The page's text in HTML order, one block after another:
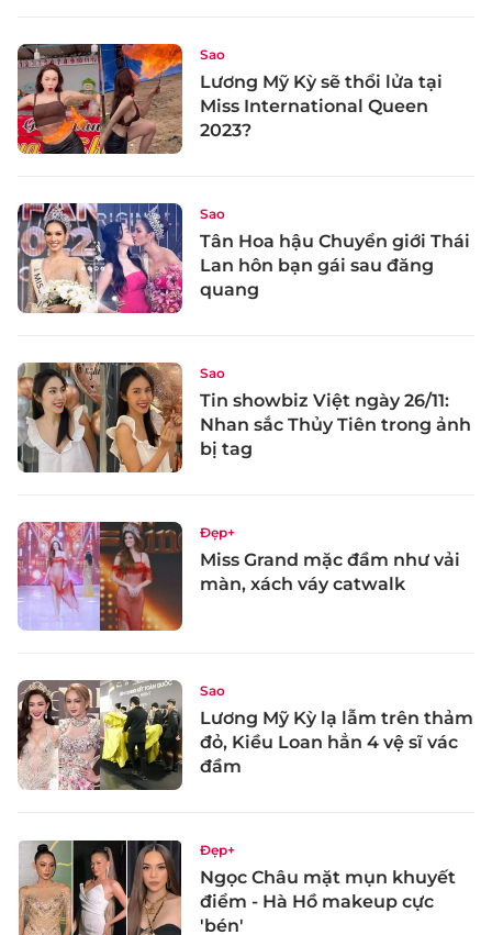
Sao
Lương Mỹ Kỳ sẽ thổi lửa tại
Miss International Queen
2023?
Sao
Tân Hoa hậu Chuyển giới Thái
Lan hôn bạn gái sau đăng
quang
Sao
Tin showbiz Việt ngày 26/11:
Nhan sắc Thủy Tiên trong ảnh
bị tag
Đẹp+
Miss Grand mặc đầm như vải
màn, xách váy catwalk
Sao
Lương Mỹ Kỳ lạ lẫm trên thảm
đỏ, Kiều Loan hẳn 4 vệ sĩ vác
đầm
Đẹp+
Ngọc Châu mặt mụn khuyết
điểm - Hà Hồ makeup cực
'bén'